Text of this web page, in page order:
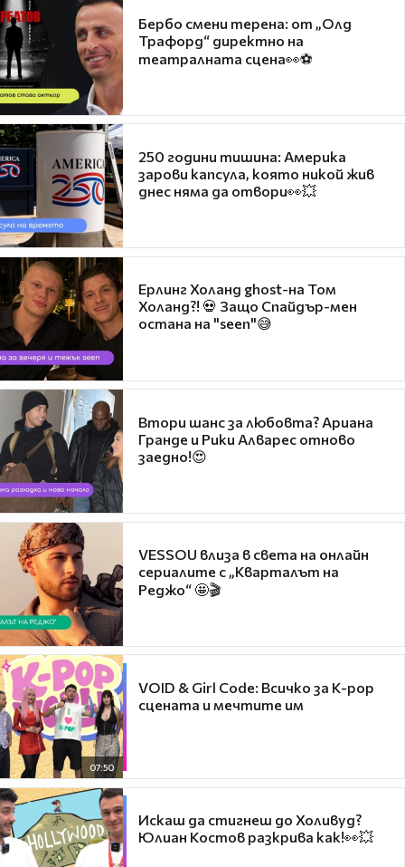
Бербо смени терена: от „Олд
Трафорд“ директно на
театралната сцена👀⚽
250 години тишина: Америка
зарови капсула, която никой жив
днес няма да отвори👀💥
Ерлинг Холанд ghost-на Том
Холанд?! 💀 Защо Спайдър-мен
остана на "seen"😅
Втори шанс за любовта? Ариана
Гранде и Рики Алварес отново
заедно!😍
VESSOU влиза в света на онлайн
сериалите с „Кварталът на
Реджо“ 🤩🎬
07:50
VOID & Girl Code: Всичко за K-pop
сцената и мечтите им
Искаш да стигнеш до Холивуд?
Юлиан Костов разкрива как!👀💥